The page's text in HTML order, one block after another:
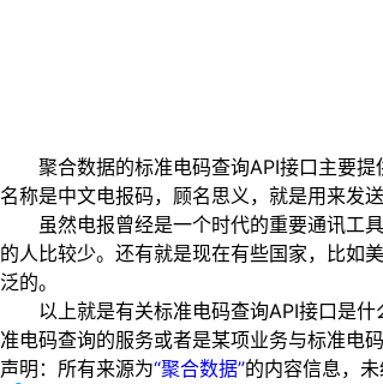
聚合数据的标准电码查询API接口主要提
名称是中文电报码，顾名思义，就是用来发
虽然电报曾经是一个时代的重要通讯工具
的人比较少。还有就是现在有些国家，比如
泛的。
以上就是有关标准电码查询API接口是什
准电码查询的服务或者是某项业务与标准电
声明：所有来源为“聚合数据”的内容信息，